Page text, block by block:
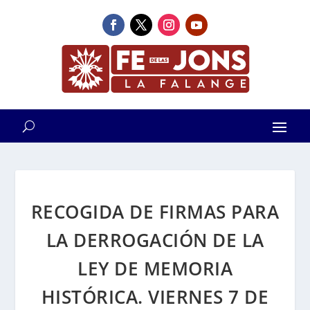
RECOGIDA DE FIRMAS PARA
LA DERROGACIÓN DE LA
LEY DE MEMORIA
HISTÓRICA. VIERNES 7 DE